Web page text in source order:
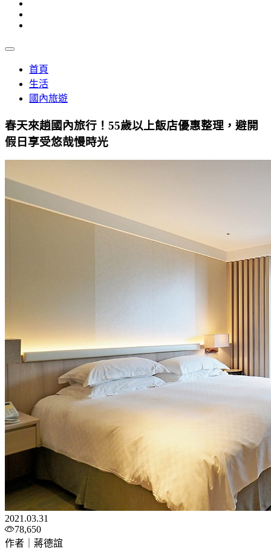
首頁
生活
國內旅遊
春天來趟國內旅行！55歲以上飯店優惠整理，避開
假日享受悠哉慢時光
2021.03.31
78,650
作者｜蔣德誼